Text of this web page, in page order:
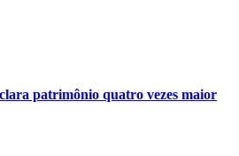
patrimônio quatro vezes maior